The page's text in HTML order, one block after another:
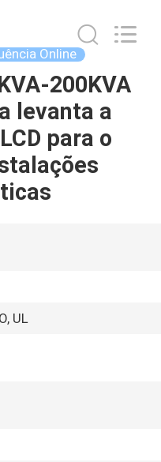
Online
200KVA
levanta a
para o
UL